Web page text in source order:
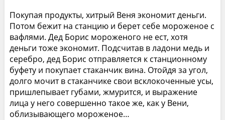
Покупая продукты, хитрый Веня экономит деньги.
Потом бежит на станцию и берет себе мороженое с
вафлями. Дед Борис мороженого не ест, хотя
деньги тоже экономит. Подсчитав в ладони медь и
серебро, дед Борис отправляется к станционному
буфету и покупает стаканчик вина. Отойдя за угол,
долго мочит в стаканчике свои всклокоченные усы,
пришлепывает губами, жмурится, и выражение
лица у него совершенно такое же, как у Вени,
облизывающего мороженое…